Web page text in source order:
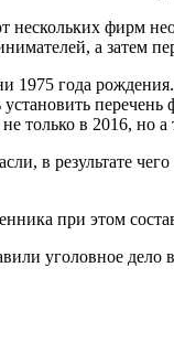
фирм
а затем
года
только в 2016, но а
в результате
при этом
уголовное дело